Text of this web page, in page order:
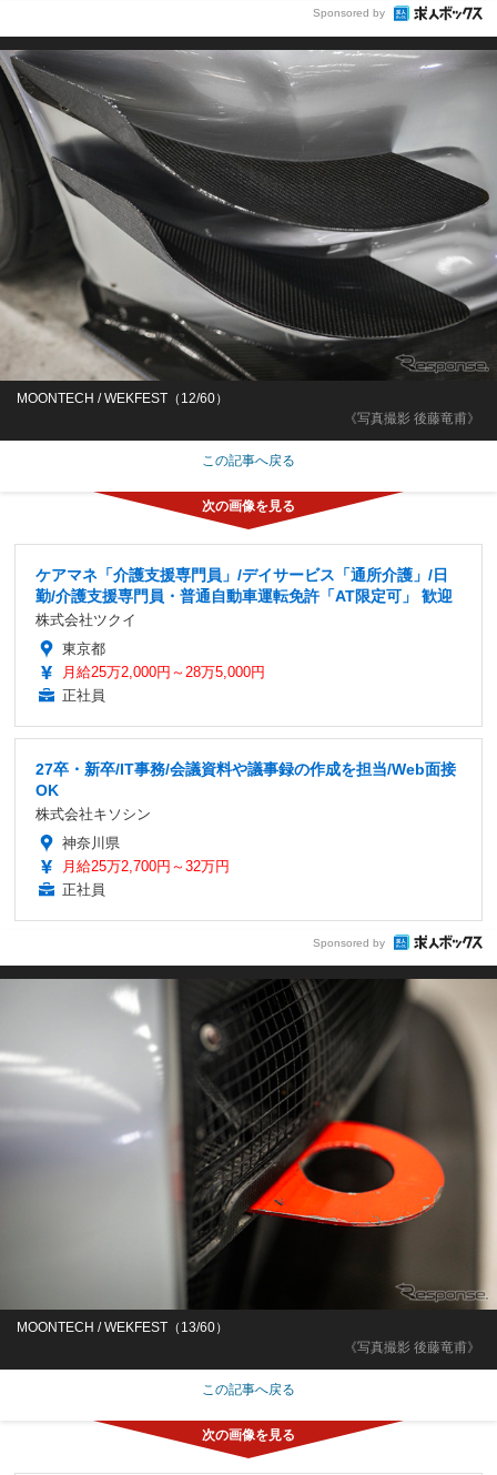
Sponsored by
《写真撮影 後藤竜甫》
MOONTECH / WEKFEST（12/60）
この記事へ戻る
ケアマネ「介護支援専門員」/デイサービス「通所介護」/日
勤/介護支援専門員・普通自動車運転免許「AT限定可」 歓迎
株式会社ツクイ
東京都
月給25万2,000円～28万5,000円
正社員
27卒・新卒/IT事務/会議資料や議事録の作成を担当/Web面接
OK
株式会社キソシン
神奈川県
月給25万2,700円～32万円
正社員
Sponsored by
《写真撮影 後藤竜甫》
MOONTECH / WEKFEST（13/60）
この記事へ戻る